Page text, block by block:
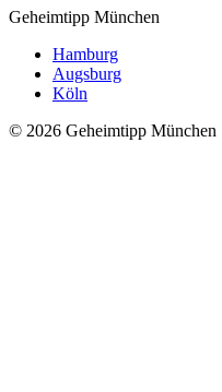
Geheimtipp München
Hamburg
Augsburg
Köln
© 2026 Geheimtipp München